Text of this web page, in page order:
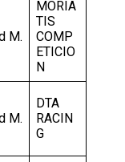
M.
MORIA
TIS
COMP
ETICIO
N
M.
DTA
RACIN
G